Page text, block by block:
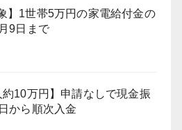
】1世帯5万円の家電給付金の
9日まで
約10万円】申請なしで現金振
から順次入金